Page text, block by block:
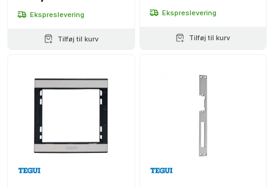
Ekspreslevering
Tilføj til kurv
Ekspreslevering
Tilføj til kurv